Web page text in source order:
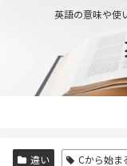
英語の意味や使
違い Cから始ま